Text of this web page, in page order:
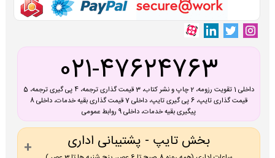
021-47624763
داخلی 1 تقویت رزومه، 2 چاپ و نشر کتاب، 3 قیمت گذاری ترجمه، 4 پی گیری ترجمه، 5
قیمت گذاری تایپ، 6 پی گیری تایپ، داخلی 7 قیمت گذاری بقیه خدمات، داخلی 8
پیگیری بقیه خدمات، داخلی 9 روابط عمومی
بخش تایپ - پشتیبانی اداری